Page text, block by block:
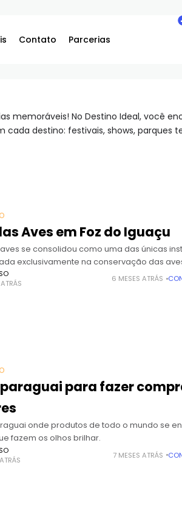
Contato Parcerias
memoráveis! No Destino Ideal, você
destino: festivais, shows, parques
Aves em Foz do Iguaçu
se consolidou como uma das únicas
exclusivamente na conservação das
6 MESES ATRÁS
paraguai para fazer
onde produtos de todo o mundo se
fazem os olhos brilhar.
7 MESES ATRÁS